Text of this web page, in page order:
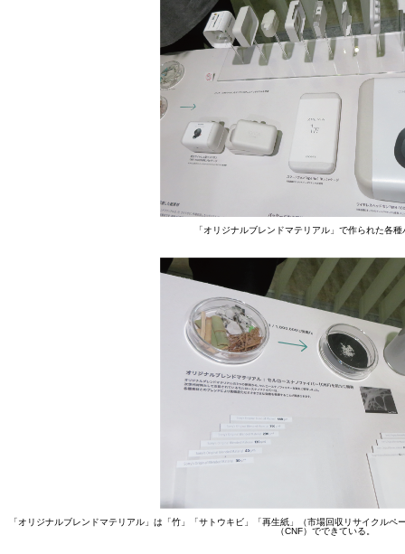
「オリジナルブレンドマテリアル」で作られた各
「オリジナルブレンドマテリアル」は「竹」「サトウキビ」「再生紙」（市場回収リサイクル
（CNF）でできている。